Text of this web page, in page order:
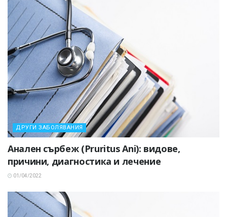
ДРУГИ ЗАБОЛЯВАНИЯ
Анален сърбеж (Pruritus Ani): видове,
причини, диагностика и лечение
01/04/2022